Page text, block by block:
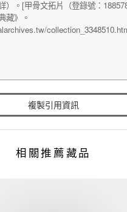
複製引用資訊
相關推薦藏品